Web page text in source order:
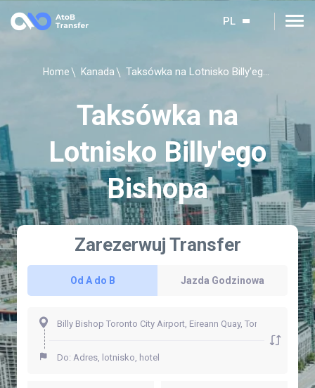
PL
Home Kanada Taksówka na Lotnisko Billy'ego Bishopa
Taksówka na
Lotnisko Billy'ego
Bishopa
Zarezerwuj Transfer
Od A do B Jazda Godzinowa